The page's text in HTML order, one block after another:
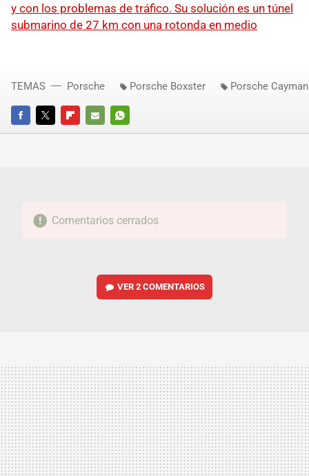
y con los problemas de tráfico. Su solución es un túnel
submarino de 27 km con una rotonda en medio
FACEBOOKTWITTERFLIPBOARD
E-
WHATSAPP
TEMAS Porsche Porsche Boxster Porsche Cayman
Comentarios cerrados
VER2 COMENTARIOS